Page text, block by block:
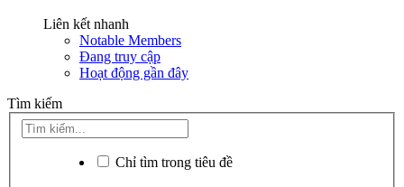
Liên kết nhanh
Notable Members
Đang truy cập
Hoạt động gần đây
Tìm kiếm
Chỉ tìm trong tiêu đề